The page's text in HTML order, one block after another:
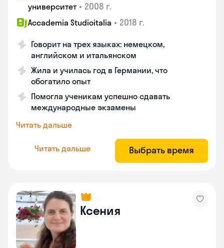
университет • 2008 г.
Accademia Studioitalia • 2018 г.
Говорит на трех языках: немецком,
английском и итальянском
Жила и училась год в Германии, что
обогатило опыт
Помогла ученикам успешно сдавать
международные экзамены
Читать дальше
Читать дальше Выбрать время
Ксения